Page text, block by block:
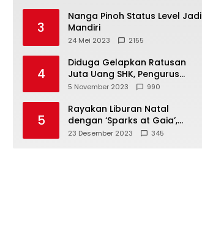
3
Nanga Pinoh Status Level Jadi
Mandiri
24 Mei 2023 2155
4
Diduga Gelapkan Ratusan
Juta Uang SHK, Pengurus
Koperasi SUB Dilaporkan ke
5 November 2023 990
5
Rayakan Liburan Natal
dengan ‘Sparks at Gaia’,
Sajikan Tempat Foto Estetik
23 Desember 2023 345